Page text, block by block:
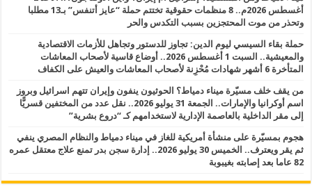
أغسطس 2026م.. 8 منظمات حقوقية تختتم حملة “عايز أتنفس” بـ13 مطلبا
وتحذر من موت المحتجزين بسبب التكدس والحر
حملة بقاء السيسي ليوم الدين: تجاوز للدستور وتجاهل للأزمات الاقتصادية
والمعيشية.. السبت 1 أغسطس 2026.. أوضاع قاسية لأصحاب المعاشات
المتأخرة 6 أشهر شهادات مُحْزِنة لأصحاب المعاشات والعيش على الكفاف
من يقف خلف مسيّرة ميناء دمياط؟ الحوثيون ينفون وإيران تتهم اسرائيل وبروز
اسم أوكرانيا والإمارات.. الجمعة 31 يوليو 2026.. نقل عدد من المختفين قسريًّا
إلى مقر الداخلية بالعاصمة الإدارية لاستخدامهم كـ “دروع بشرية”
هجوم بمسيّرة على منشأة أمريكية للغاز في ميناء دمياط والنظام المصري ينفي
ثم يقر ويعترف.. الخميس 30 يوليو 2026.. إدارة سجن بدر تمنع علاج معتقل عمره
82 عاما بعد إصابته بغيبوبة